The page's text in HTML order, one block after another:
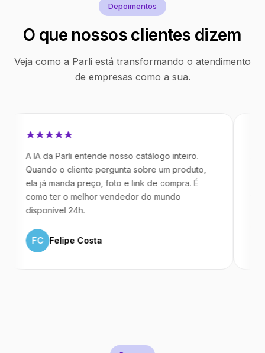
Depoimentos
O que nossos clientes dizem
Veja como a Parli está transformando o atendimento
de empresas como a sua.
IA da Parli entende nosso catálogo inteiro.
o cliente pergunta sobre um produto,
já manda preço, foto e link de compra. É
ter o melhor vendedor do mundo
24h.
Felipe Costa